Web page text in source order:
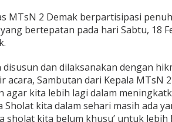
MTsN 2 Demak berpartisipasi
bertepatan pada hari Sabtu, 18
dan dilaksanakan dengan
acara, Sambutan dari Kepala MTsN
agar kita lebih lagi dalam
Sholat kita dalam sehari masih ada
sholat kita belum khusu’ untuk lebih